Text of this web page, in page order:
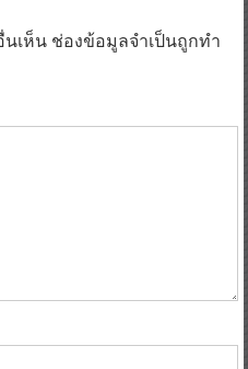
นเห็น ช่องข้อมูลจำเป็นถูกทำ